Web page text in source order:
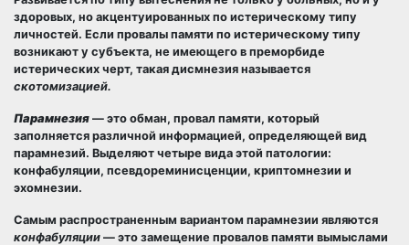
здоровых, но акцентуированных по истерическому типу
личностей. Если провалы памяти по истерическому типу
возникают у субъекта, не имеющего в преморбиде
истерических черт, такая дисмнезия называется
скотомизацией.
Парамнезия — это обман, провал памяти, который
заполняется различной информацией, определяющей вид
парамнезий. Выделяют четыре вида этой патологии:
конфабуляции, псевдореминисценции, криптомнезии и
эхомнезии.
Самым распространенным вариантом парамнезии являются
конфабуляции — это замещение провалов памяти вымыслами